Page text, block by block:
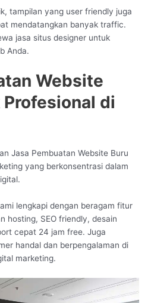
tampilan yang user friendly juga
mendatangkan banyak traffic.
jasa situs designer untuk
Anda.
Website
di
Jasa Pembuatan Website Buru
yang berkonsentrasi dalam
lengkapi dengan beragam fitur
hosting, SEO friendly, desain
cepat 24 jam free. Juga
handal dan berpengalaman di
marketing.